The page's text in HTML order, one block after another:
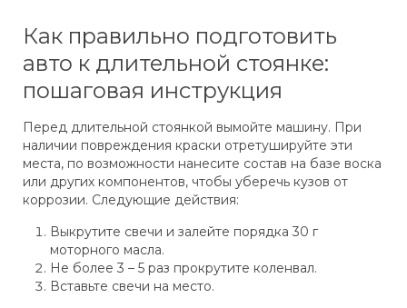
Как правильно подготовить
авто к длительной стоянке:
пошаговая инструкция
Перед длительной стоянкой вымойте машину. При
наличии повреждения краски отретушируйте эти
места, по возможности нанесите состав на базе воска
или других компонентов, чтобы уберечь кузов от
коррозии. Следующие действия:
Выкрутите свечи и залейте порядка 30 г
моторного масла.
Не более 3 – 5 раз прокрутите коленвал.
Вставьте свечи на место.